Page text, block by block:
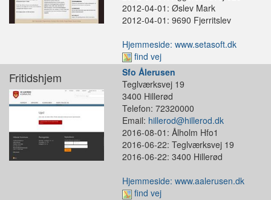
2012-04-01: Øslev Mark
2012-04-01: 9690 Fjerritslev
Hjemmeside: www.setasoft.dk
find vej
Fritidshjem
Sfo Ålerusen
Teglværksvej 19
3400 Hillerød
Telefon: 72320000
Email: hillerod@hillerod.dk
2016-08-01: Ålholm Hfo1
2016-06-22: Teglværksvej 19
2016-06-22: 3400 Hillerød
Hjemmeside: www.aalerusen.dk
find vej